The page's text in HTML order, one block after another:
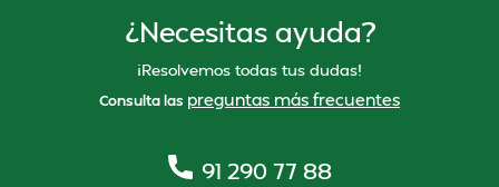
¿Necesitas ayuda?
¡Resolvemos todas tus dudas!
Consulta las preguntas más frecuentes
91 290 77 88